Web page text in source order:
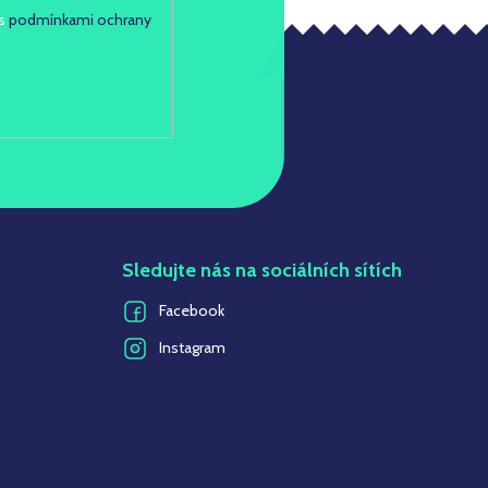
podmínkami ochrany
Sledujte nás na sociálních sítích
Facebook
Instagram